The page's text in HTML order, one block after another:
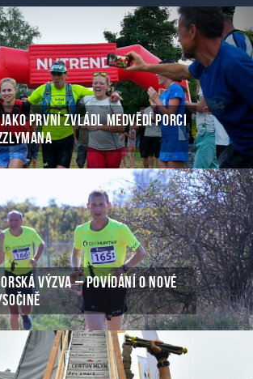
PRVNÍ ZVLÁDL MEDVĚDÍ PORCI
VÝZVA – POVÍDÁNÍ O NOVÉ